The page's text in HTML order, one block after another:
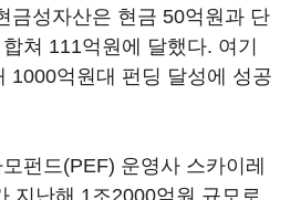
금성자산은 현금 50억원과 단
쳐 111억원에 달했다. 여기
1000억원대 펀딩 달성에 성공
펀드(PEF) 운영사 스카이레